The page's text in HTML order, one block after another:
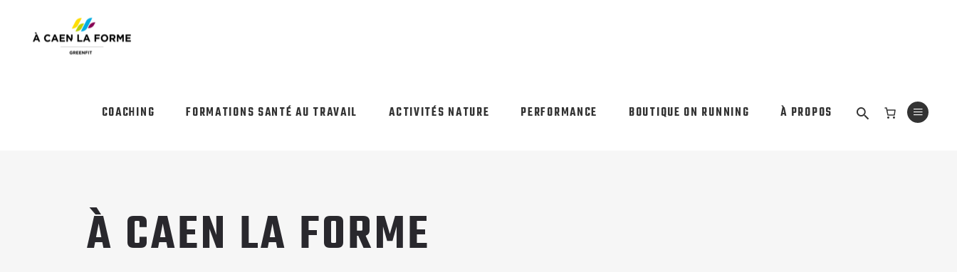
COACHING FORMATIONS SANTÉ AU TRAVAIL ACTIVITÉS NATURE PERFORMANCE BOUTIQUE ON RUNNING À PROPOS
À CAEN LA FORME